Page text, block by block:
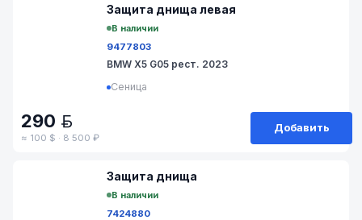
Защита днища левая
В наличии
9477803
BMW X5 G05 рест. 2023
Сеница
290
≈ 100 $ · 8 500 ₽
Добавить
Защита днища
В наличии
7424880